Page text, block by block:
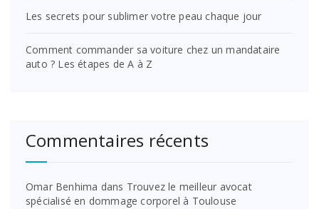
Les secrets pour sublimer votre peau chaque jour
Comment commander sa voiture chez un mandataire
auto ? Les étapes de A à Z
Commentaires récents
Omar Benhima dans Trouvez le meilleur avocat
spécialisé en dommage corporel à Toulouse